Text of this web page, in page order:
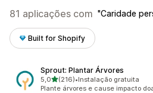
81 aplicações com Caridade
Built for Shopify
Sprout: Plantar Árvores
5,0de 5 estrelas
(216)
216 total de avaliações
•Instalação gratuita
Plante árvores e cause impacto